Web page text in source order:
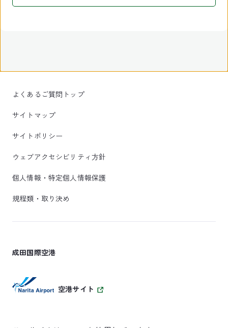
よくあるご質問トップ
サイトマップ
サイトポリシー
ウェブアクセシビリティ方針
個人情報・特定個人情報保護
規程類・取り決め
成田国際空港
空港サイト